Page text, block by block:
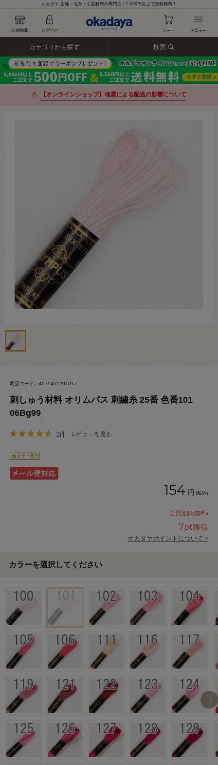
オカダヤ 生地・毛糸・手芸材料の専門店｜5,500円以上で送料無料！
カテゴリから探す 検索
【オンラインショップ】地震による配送の影響について
商品コード：4971451201017
刺しゅう材料 オリムパス 刺繍糸 25番 色番101
06Bg99_
2件 レビューを見る
154 円 (税込)
会員登録(無料)
7pt獲得
オカダヤポイントについて >
カラーを選択してください